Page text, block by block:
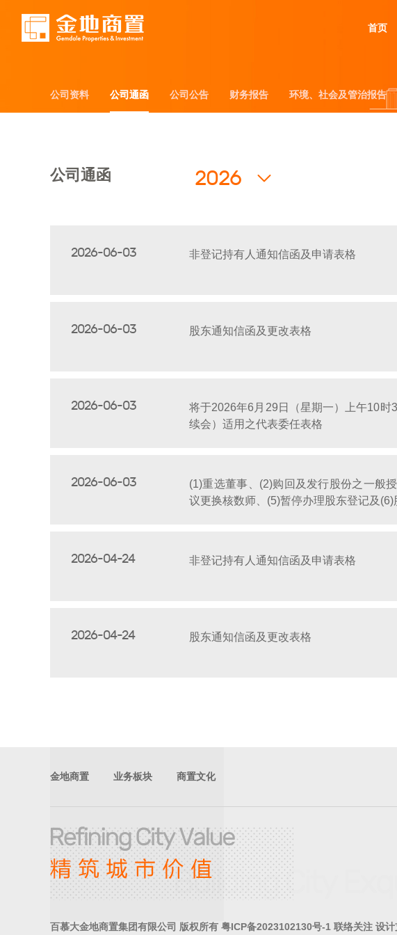
首页
公司资料
公司资料 公司通函
公司通函 公司公告
公司公告 财务报告
财务报告 环境、社会及管治报告
环境、社会及管治报告
公司通函 2026
2026-06-03 非登记持有人通知信函及申请表格
2026-06-03 股东通知信函及更改表格
2026-06-03
将于2026年6月29日（星期一）上午10
续会）适用之代表委任表格
2026-06-03
(1)重选董事、(2)购回及发行股份之一般
议更换核数师、(5)暂停办理股东登记及
2026-04-24 非登记持有人通知信函及申请表格
2026-04-24 股东通知信函及更改表格
金地商置 业务板块 商置文化
百慕大金地商置集团有限公司 版权所有 粤ICP备2023102130号-1 联络关注 设计